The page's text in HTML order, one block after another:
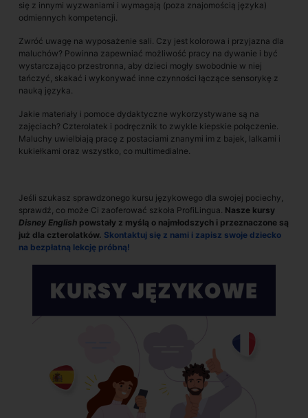
się z innymi wyzwaniami i wymagają (poza znajomością języka)
odmiennych kompetencji.
Zwróć uwagę na wyposażenie sali. Czy jest kolorowa i przyjazna dla
maluchów? Powinna zapewniać możliwość pracy na dywanie i być
wystarczająco przestronna, aby dzieci mogły swobodnie w niej
tańczyć, skakać i wykonywać inne czynności łączące sensorykę z
nauką języka.
Jakie materiały i pomoce dydaktyczne wykorzystywane są na
zajęciach? Czterolatek i podręcznik to zwykle kiepskie połączenie.
Maluchy uwielbiają pracę z postaciami znanymi im z bajek, lalkami i
kukiełkami oraz wszystko, co multimedialne.
Jeśli szukasz sprawdzonego kursu językowego dla swojej pociechy,
sprawdź, co może Ci zaoferować szkoła ProfiLingua. Nasze kursy
Disney English powstały z myślą o najmłodszych i przeznaczone są
już dla czterolatków. Skontaktuj się z nami i zapisz swoje dziecko
na bezpłatną lekcję próbną!